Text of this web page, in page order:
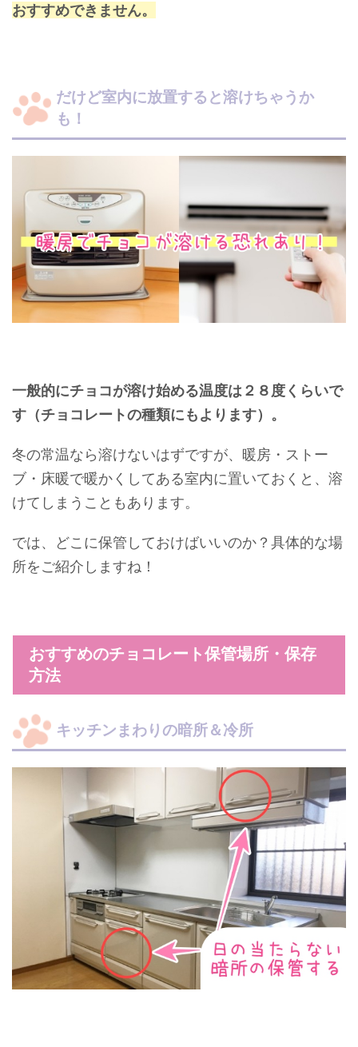
おすすめできません。
だけど室内に放置すると溶けちゃうか
も！
一般的にチョコが溶け始める温度は２８度くらいで
す（チョコレートの種類にもよります）。
冬の常温なら溶けないはずですが、暖房・ストー
ブ・床暖で暖かくしてある室内に置いておくと、溶
けてしまうこともあります。
では、どこに保管しておけばいいのか？具体的な場
所をご紹介しますね！
おすすめのチョコレート保管場所・保存
方法
キッチンまわりの暗所＆冷所